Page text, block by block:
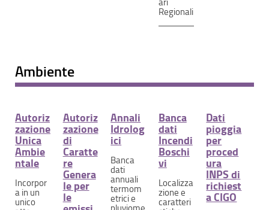
ari
Regionali
Ambiente
Autoriz
zazione
Unica
Ambie
ntale
Incorpor
a in un
unico
Autoriz
zazione
di
Caratte
re
Genera
le per
le
Annali
Idrolog
ici
Banca
dati
annuali
termom
etrici e
Banca
dati
Incendi
Boschi
vi
Localizza
zione e
caratteri
Dati
pioggia
per
proced
ura
INPS di
richiest
a CIGO